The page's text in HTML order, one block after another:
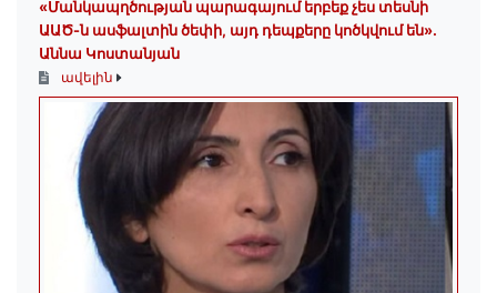
«Մանկապղծության պարագայում երբեք չես տեսնի
ԱԱԾ-ն ասֆալտին ծեփի, այդ դեպքերը կոծկվում են»․
Աննա Կոստանյան
ավելին